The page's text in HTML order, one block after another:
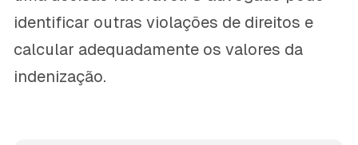
identificar outras violações de direitos e
calcular adequadamente os valores da
indenização.